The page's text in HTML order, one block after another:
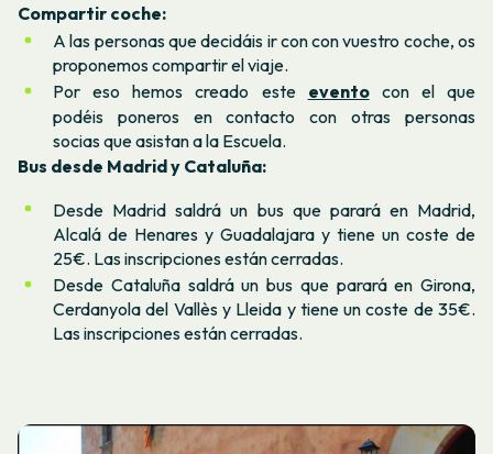
Compartir coche:
A las personas que decidáis ir con con vuestro coche, os
proponemos compartir el viaje.
Por eso hemos creado este evento con el que
podéis poneros en contacto con otras personas
socias que asistan a la Escuela.
Bus desde Madrid y Cataluña:
Desde Madrid saldrá un bus que parará en Madrid,
Alcalá de Henares y Guadalajara y tiene un coste de
25€. Las inscripciones están cerradas.
Desde Cataluña saldrá un bus que parará en Girona,
Cerdanyola del Vallès y Lleida y tiene un coste de 35€.
Las inscripciones están cerradas.